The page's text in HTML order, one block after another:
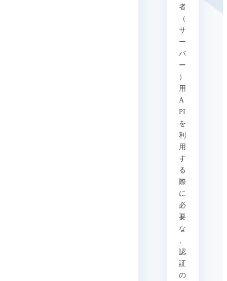
者
（
サ
ー
バ
ー
）
用
A
PI
を
利
用
す
る
際
に
必
要
な
、
認
証
の